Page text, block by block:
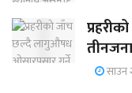
साउन